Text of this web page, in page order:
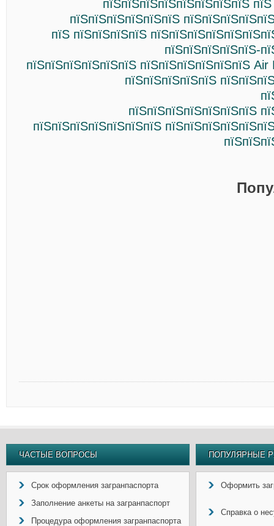
пїЅпїЅпїЅпїЅпїЅпїЅпїЅпїЅ
пїЅпїЅпїЅпїЅпїЅпїЅ
пїЅ пїЅпїЅпїЅпїЅ
пїЅпїЅпїЅпїЅпїЅ-
пїЅпїЅпїЅпїЅпїЅпїЅ пїЅпїЅпїЅпїЅпїЅпїЅ
пїЅпїЅпїЅпїЅпїЅ
пїЅпїЅпїЅпїЅпїЅпїЅпїЅ
пїЅпїЅпїЅпїЅпїЅпїЅпїЅ
ЧАСТЫЕ ВОПРОСЫ
Срок оформления загранпаспорта
Заполнение анкеты на загранпаспорт
Процедура оформления загранпаспорта
ПОПУЛЯРНЫЕ
Оформить
Справка о